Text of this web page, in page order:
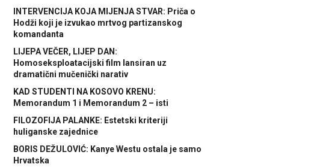
INTERVENCIJA KOJA MIJENJA STVAR: Priča o
Hodži koji je izvukao mrtvog partizanskog
komandanta
LIJEPA VEČER, LIJEP DAN:
Homoseksploatacijski film lansiran uz
dramatični mučenički narativ
KAD STUDENTI NA KOSOVO KRENU:
Memorandum 1 i Memorandum 2 – isti
FILOZOFIJA PALANKE: Estetski kriteriji
huliganske zajednice
BORIS DEŽULOVIĆ: Kanye Westu ostala je samo
Hrvatska